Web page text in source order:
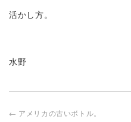
活かし方。
水野
投
← アメリカの古いボトル。